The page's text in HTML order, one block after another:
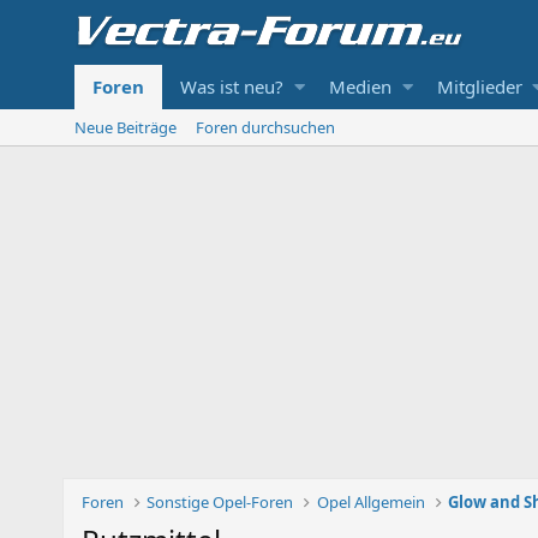
Foren Was ist neu? Medien Mitglieder
Neue Beiträge Foren durchsuchen
Foren Sonstige Opel-Foren Opel Allgemein Glow and